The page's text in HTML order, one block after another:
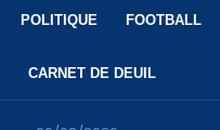
POLITIQUE FOOTBALL
CARNET DE DEUIL